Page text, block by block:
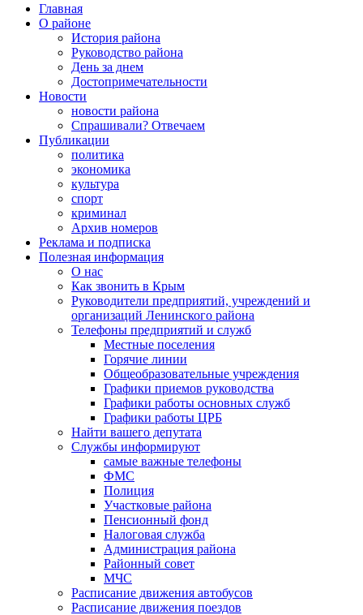
Главная
О районе
История района
Руководство района
День за днем
Достопримечательности
Новости
новости района
Спрашивали? Отвечаем
Публикации
политика
экономика
культура
спорт
криминал
Архив номеров
Реклама и подписка
Полезная информация
О нас
Как звонить в Крым
Руководители предприятий, учреждений и
организаций Ленинского района
Телефоны предприятий и служб
Местные поселения
Горячие линии
Общеобразовательные учреждения
Графики приемов руководства
Графики работы основных служб
Графики работы ЦРБ
Найти вашего депутата
Службы информируют
самые важные телефоны
ФМС
Полиция
Участковые района
Пенсионный фонд
Налоговая служба
Администрация района
Районный совет
МЧС
Расписание движения автобусов
Расписание движения поездов